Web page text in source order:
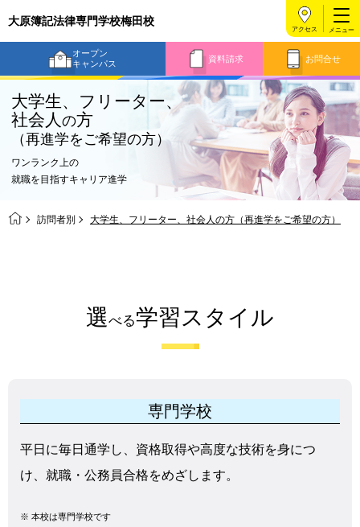
大原簿記法律専門学校梅田校
オープン
キャンパス
資料請求 お問合せ
アクセス
大学生、フリーター、
社会人の方
（再進学をご希望の方）
ワンランク上の
就職を目指すキャリア進学
訪問者別 大学生、フリーター、社会人の方（再進学をご希望の方）
選べる学習スタイル
専門学校
平日に毎日通学し、資格取得や高度な技術を身につ
け、就職・公務員合格をめざします。
※ 本校は専門学校です